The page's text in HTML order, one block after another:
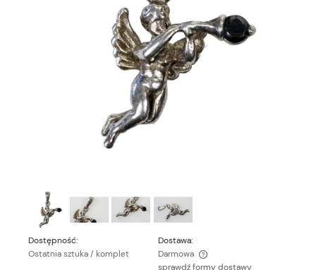
Dostępność:
Ostatnia sztuka / komplet
Dostawa:
Darmowa
sprawdź formy dostawy